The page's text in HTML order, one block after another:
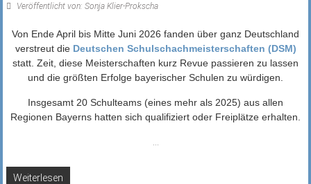
Veröffentlicht von: Sonja Klier-Prokscha
Von Ende April bis Mitte Juni 2026 fanden über ganz Deutschland
verstreut die Deutschen Schulschachmeisterschaften (DSM)
statt. Zeit, diese Meisterschaften kurz Revue passieren zu lassen
und die größten Erfolge bayerischer Schulen zu würdigen.
Insgesamt 20 Schulteams (eines mehr als 2025) aus allen
Regionen Bayerns hatten sich qualifiziert oder Freiplätze erhalten.
Weiterlesen